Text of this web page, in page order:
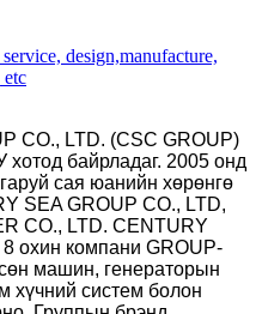
CO., LTD. (CSC GROUP)
байрладаг. 2005 онд
сая юанийн хөрөнгө
SEA GROUP CO., LTD,
CO., LTD. CENTURY
8 охин компани GROUP-
машин, генераторын
хүчний систем болон